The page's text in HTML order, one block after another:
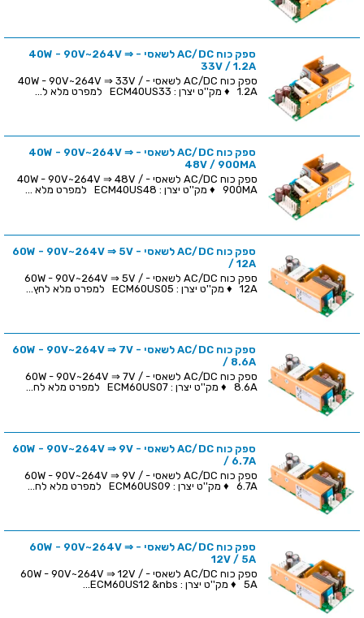
ספק כוח AC/DC לשאסי - 40W - 90V~264V ⇒
33V / 1.2A
ספק כוח AC/DC לשאסי - 40W - 90V~264V ⇒ 33V /
1.2A ♦ מק''ט יצרן : ECM40US33 למפרט מלא ל...
ספק כוח AC/DC לשאסי - 40W - 90V~264V ⇒
48V / 900MA
ספק כוח AC/DC לשאסי - 40W - 90V~264V ⇒ 48V /
900MA ♦ מק''ט יצרן : ECM40US48 למפרט מלא ...
ספק כוח AC/DC לשאסי - 60W - 90V~264V ⇒ 5V
/ 12A
ספק כוח AC/DC לשאסי - 60W - 90V~264V ⇒ 5V /
12A ♦ מק''ט יצרן : ECM60US05 למפרט מלא לחץ...
ספק כוח AC/DC לשאסי - 60W - 90V~264V ⇒ 7V
/ 8.6A
ספק כוח AC/DC לשאסי - 60W - 90V~264V ⇒ 7V /
8.6A ♦ מק''ט יצרן : ECM60US07 למפרט מלא לח...
ספק כוח AC/DC לשאסי - 60W - 90V~264V ⇒ 9V
/ 6.7A
ספק כוח AC/DC לשאסי - 60W - 90V~264V ⇒ 9V /
6.7A ♦ מק''ט יצרן : ECM60US09 למפרט מלא לח...
ספק כוח AC/DC לשאסי - 60W - 90V~264V ⇒
12V / 5A
ספק כוח AC/DC לשאסי - 60W - 90V~264V ⇒ 12V /
5A ♦ מק''ט יצרן : ECM60US12 &nbs...